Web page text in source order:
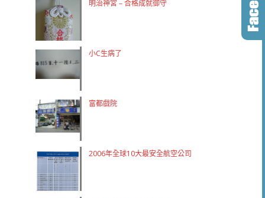
明治神宮 – 合格成就御守
小C生病了
富都戲院
2006年全球10大最安全航空公司